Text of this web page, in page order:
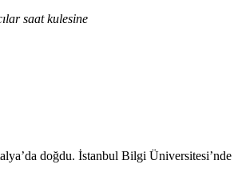
saat kulesine
doğdu. İstanbul Bilgi Üniversitesi’nde